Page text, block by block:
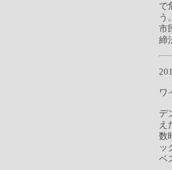
で
う
市
締
ワ
デ
え
数
ッ
ベ